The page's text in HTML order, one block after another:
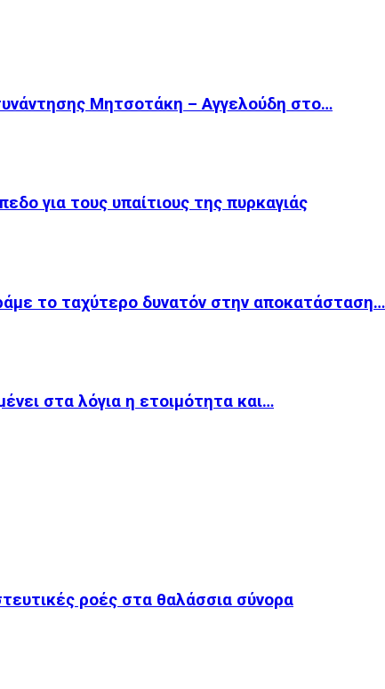
Μητσοτάκη – Αγγελούδη στο…
για τους υπαίτιους της πυρκαγιάς
το ταχύτερο δυνατόν στην αποκατάσταση…
στα λόγια η ετοιμότητα και…
ροές στα θαλάσσια σύνορα